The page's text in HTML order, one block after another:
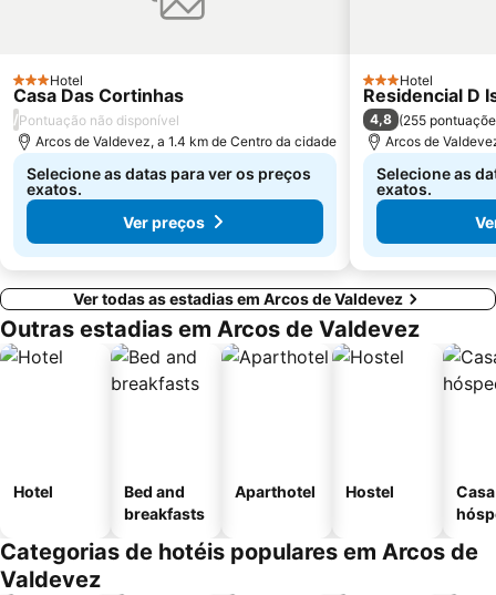
Santuário de Nossa Senhora da Peneda
Apúlia Beach
Castelo de Salvaterra
Parque Natural da Baixa Limia Serra do Xurés
Parque de Exposições de Braga
Fluvial de Adaúfe
Estação de Caminhos de Ferro de Viana do Castelo
3 Estrelas
Hotel
Casa Das Cortinhas
/Pontuação não disponível
Arcos de Valdevez, a 1.4 km de Centro da cidade
Selecione as datas para ver os preços
exatos.
Ver preços
3 Estrelas
Hotel
Residencial D
4,8 (255
Arcos de
Selecione as
exatos.
Ver todas as estadias em Arcos de Valdevez
Outras estadias em Arcos de Valdevez
Hotel
Bed and
breakfasts
Aparthotel Hostel
Categorias de hotéis populares em Arcos de
Valdevez